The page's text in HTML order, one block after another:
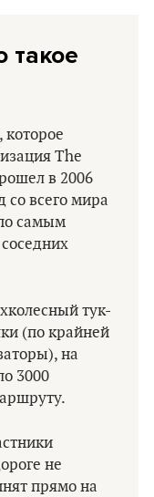
такое
The
в 2006
со всего мира
самым
тук-
(по крайней
на
3000
не
прямо на